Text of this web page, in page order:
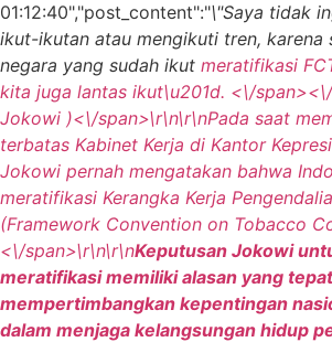
01:12:40","post_content":"\"Saya tidak
ikut-ikutan atau mengikuti tren, karena
negara yang sudah ikut meratifikasi
kita juga lantas ikut\u201d. <\/
Jokowi )<\/span>\r\n\r\nPada saat
terbatas Kabinet Kerja di Kantor
Jokowi pernah mengatakan bahwa
meratifikasi Kerangka Kerja
(Framework Convention on Tobacco
<\/span>\r\n\r\nKeputusan Jokowi
meratifikasi memiliki alasan yang
mempertimbangkan kepentingan
dalam menjaga kelangsungan hidup